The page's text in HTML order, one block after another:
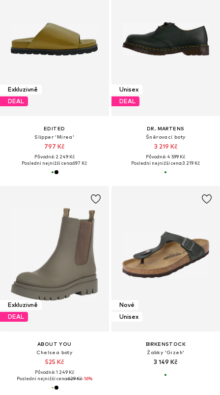
Exkluzivně
DEAL
EDITED
Slipper 'Mirea'
797 Kč
Původně: 2 249 Kč
Poslední nejnižší cena:697 Kč
Unisex
DEAL
DR. MARTENS
Šněrovací boty
3 219 Kč
Původně: 4 599 Kč
Poslední nejnižší cena:3 219 Kč
Exkluzivně
DEAL
ABOUT YOU
Chelsea boty
525 Kč
Původně: 1 249 Kč
Poslední nejnižší cena:629 Kč-16%
Nové
Unisex
BIRKENSTOCK
Žabky 'Gizeh'
3 149 Kč